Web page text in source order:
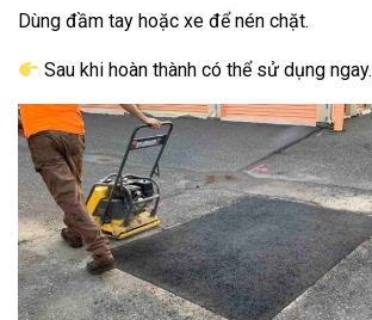
Dùng đầm tay hoặc xe để nén chặt.
Sau khi hoàn thành có thể sử dụng ngay.